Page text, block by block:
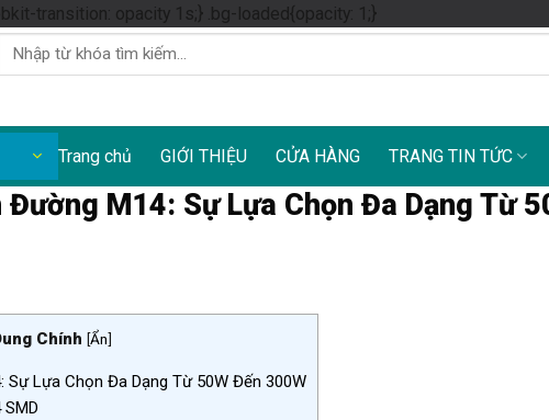
transition: opacity 1s;} .bg-loaded{opacity: 1;}Skip
to
Tìm
kiếm:
Trang chủ GIỚI THIỆU CỬA HÀNG TRANG TIN TỨC
Đường M14: Sự Lựa Chọn Đa Dạng Từ
Chính [Ẩn]
Sự Lựa Chọn Đa Dạng Từ 50W Đến 300W